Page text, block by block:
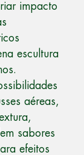
impacto
escultura
aéreas,
sabores
efeitos